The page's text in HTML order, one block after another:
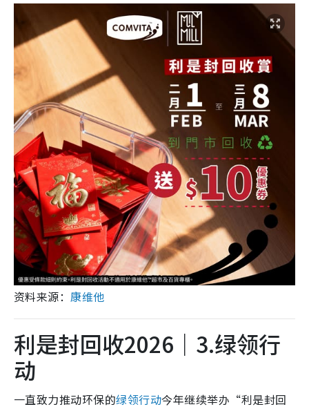
资料来源：康维他
利是封回收2026｜3.绿领行
动
一直致力推动环保的绿领行动今年继续举办“利是封回